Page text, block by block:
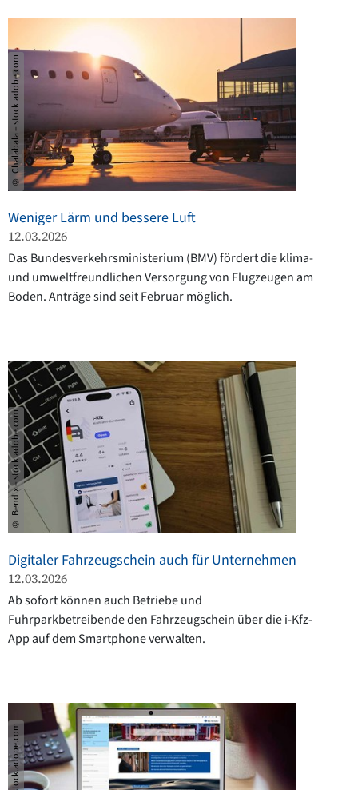
© Chalabala – stock.adobe.com
Weniger Lärm und bessere Luft
12.03.2026
Das Bundesverkehrsministerium (BMV) fördert die klima-
und umweltfreundlichen Versorgung von Flugzeugen am
Boden. Anträge sind seit Februar möglich.
© Bendix – stock.adobe.com
Digitaler Fahrzeugschein auch für Unternehmen
12.03.2026
Ab sofort können auch Betriebe und
Fuhrparkbetreibende den Fahrzeugschein über die i-Kfz-
App auf dem Smartphone verwalten.